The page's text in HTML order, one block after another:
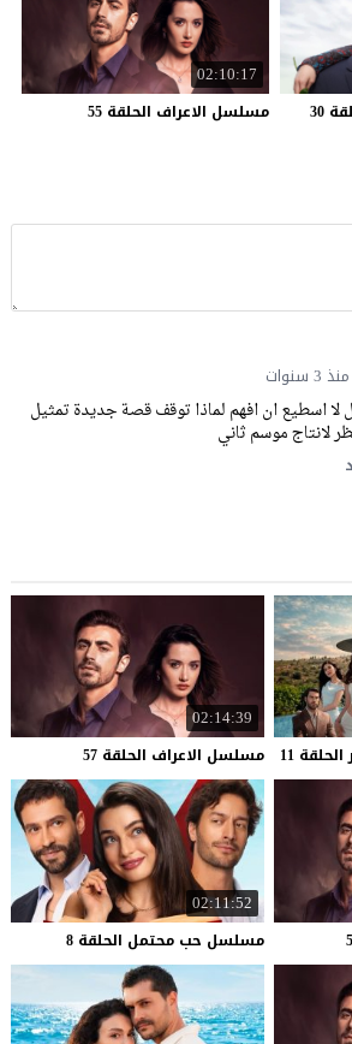
30
02:10:17
مسلسل الاعراف الحلقة 55
منذ 3 سنوات
اسطيع ان افهم لماذا توقف قصة جديدة تمثيل
لانتاج موسم ثاني
الحلقة 11
02:14:39
مسلسل الاعراف الحلقة 57
02:11:52
مسلسل حب محتمل الحلقة 8